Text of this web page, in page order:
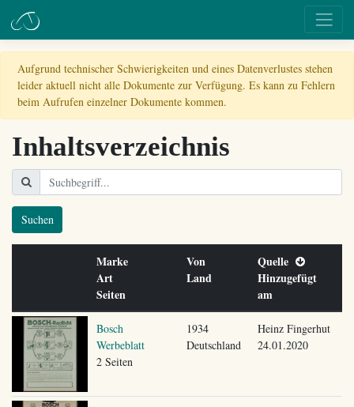
Aufgrund technischer Schwierigkeiten und eines Datenverlustes stehen
leider aktuell nicht alle Dokumente zur Verfügung. Es kann zu Fehlern
beim Aufrufen einzelner Dokumente kommen.
Inhaltsverzeichnis
Suchen
Marke
Art
Seiten
Von
Land
Quelle
Hinzugefügt
am
Bosch
Werbeblatt
2 Seiten
1934
Deutschland
Heinz Fingerhut
24.01.2020